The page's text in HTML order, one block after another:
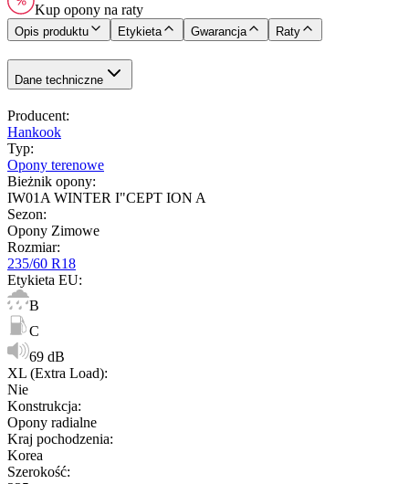
Kup opony na raty
Opis produktu Etykieta Gwarancja Raty
Dane techniczne
Producent:
Hankook
Typ:
Opony terenowe
Bieżnik opony:
IW01A WINTER I"CEPT ION A
Sezon:
Opony Zimowe
Rozmiar:
235/60 R18
Etykieta EU:
B
C
69 dB
XL (Extra Load):
Nie
Konstrukcja:
Opony radialne
Kraj pochodzenia:
Korea
Szerokość: